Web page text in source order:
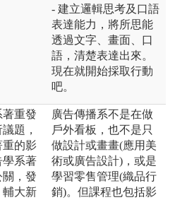
- 建立邏輯思考及口語
表達能力，將所思能
透過文字、畫面、口
語，清楚表達出來。
現在就開始採取行動
吧。
著重發
題，
重的影
學系著
，發
輔大新
廣告傳播系不是在做
戶外看板，也不是只
做設計或畫畫(應用美
術或廣告設計)，或是
學習零售管理(織品行
銷)。但課程也包括影